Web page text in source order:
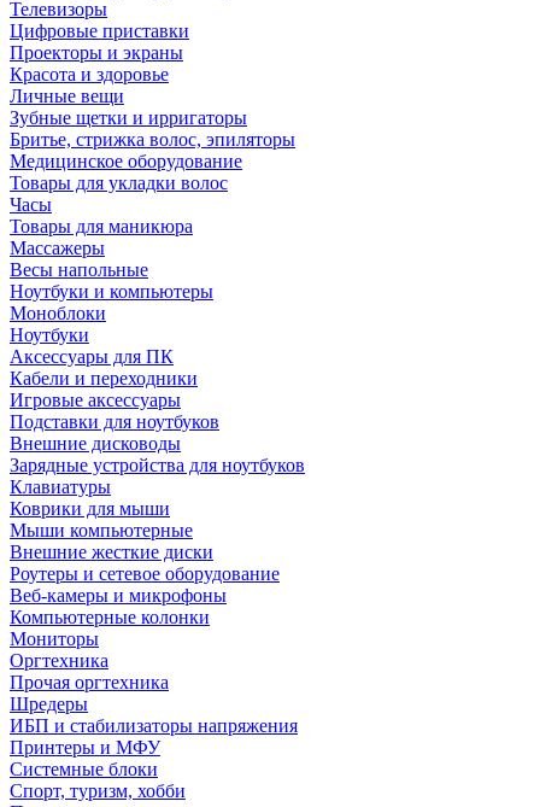
Телевизоры
Цифровые приставки
Проекторы и экраны
Красота и здоровье
Личные вещи
Зубные щетки и ирригаторы
Бритье, стрижка волос, эпиляторы
Медицинское оборудование
Товары для укладки волос
Часы
Товары для маникюра
Массажеры
Весы напольные
Ноутбуки и компьютеры
Моноблоки
Ноутбуки
Аксессуары для ПК
Кабели и переходники
Игровые аксессуары
Подставки для ноутбуков
Внешние дисководы
Зарядные устройства для ноутбуков
Клавиатуры
Коврики для мыши
Мыши компьютерные
Внешние жесткие диски
Роутеры и сетевое оборудование
Веб-камеры и микрофоны
Компьютерные колонки
Мониторы
Оргтехника
Прочая оргтехника
Шредеры
ИБП и стабилизаторы напряжения
Принтеры и МФУ
Системные блоки
Спорт, туризм, хобби